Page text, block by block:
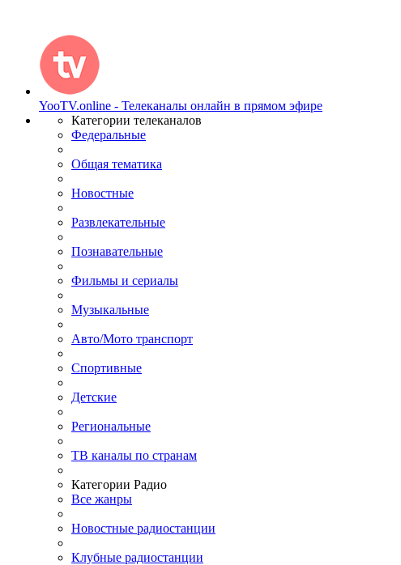
YooTV.online - Телеканалы онлайн в прямом эфире
Категории телеканалов
Федеральные
Общая тематика
Новостные
Развлекательные
Познавательные
Фильмы и сериалы
Музыкальные
Авто/Мото транспорт
Спортивные
Детские
Региональные
ТВ каналы по странам
Категории Радио
Все жанры
Новостные радиостанции
Клубные радиостанции